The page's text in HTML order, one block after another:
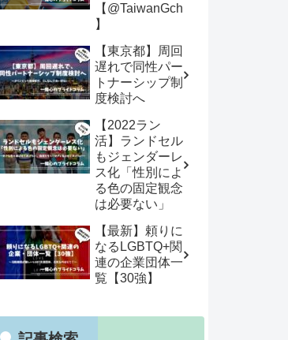
【@TaiwanGch
】
【東京都】周回
遅れで同性パー
トナーシップ制
度検討へ
【2022ラン
活】ランドセル
もジェンダーレ
ス化「性別によ
る色の固定観念
は必要ない」
【最新】頼りに
なるLGBTQ+関
連の企業団体一
覧【30強】